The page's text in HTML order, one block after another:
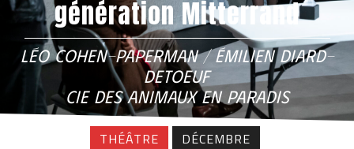
génération Mitterrand
LÉO COHEN-PAPERMAN / ÉMILIEN DIARD-
DETOEUF
CIE DES ANIMAUX EN PARADIS
THÉÂTRE DÉCEMBRE